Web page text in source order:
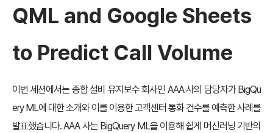
QML and Google Sheets
to Predict Call Volume
이번 세션에서는 종합 설비 유지보수 회사인 AAA 사의 담당자가 BigQu
ery ML에 대한 소개와 이를 이용한 고객센터 통화 건수를 예측한 사례를
발표했습니다. AAA 사는 BigQuery ML을 이용해 쉽게 머신러닝 기반의